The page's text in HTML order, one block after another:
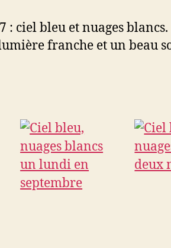
: ciel bleu et nuages blancs.
franche et un beau